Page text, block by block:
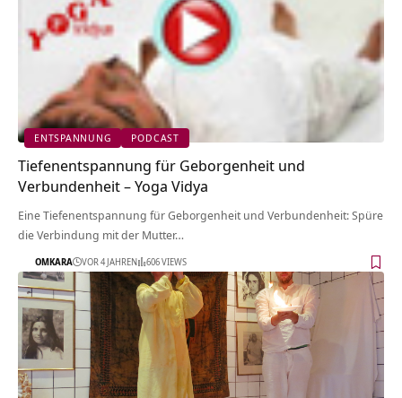
ENTSPANNUNG PODCAST
Tiefenentspannung für Geborgenheit und
Verbundenheit – Yoga Vidya
Eine Tiefenentspannung für Geborgenheit und Verbundenheit: Spüre
die Verbindung mit der Mutter…
OMKARA VOR 4 JAHREN 606 VIEWS